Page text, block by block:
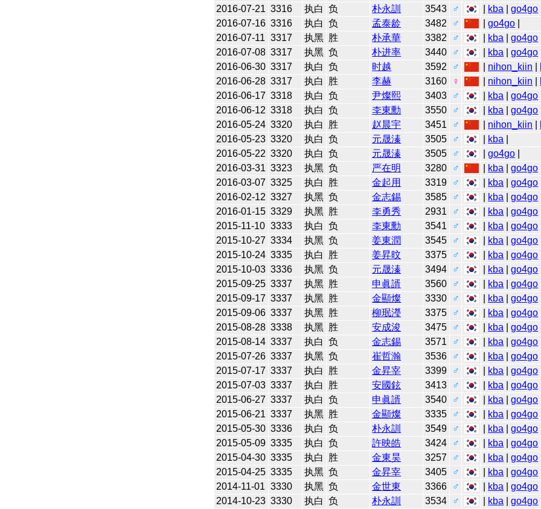
2016-07-21 3316 执白 负 朴永訓 3543 ♂ kba |go4go
2016-07-16 3316 执白 负 孟泰龄 3482 ♂ |go4go
2016-07-11 3317 执黑 胜 朴承華 3382 ♂ kba |go4go
2016-07-08 3317 执黑 负 朴进率 3440 ♂ kba |go4go
2016-06-30 3317 执白 负 时越 3592 ♂ nihon_kiin
2016-06-28 3317 执白 胜 李赫 3160 ♀ nihon_kiin
2016-06-17 3318 执白 负 尹燦熙 3403 ♂ kba |go4go
2016-06-12 3318 执白 负 李東勳 3550 ♂ kba |go4go
2016-05-24 3320 执白 胜 赵晨宇 3451 ♂ nihon_kiin
2016-05-23 3320 执白 负 元晟溱 3505 ♂ kba
2016-05-22 3320 执白 负 元晟溱 3505 ♂ |go4go
2016-03-31 3323 执黑 负 严在明 3280 ♂ kba |go4go
2016-03-07 3325 执白 胜 金起用 3319 ♂ kba |go4go
2016-02-12 3327 执黑 负 金志錫 3585 ♂ kba |go4go
2016-01-15 3329 执黑 胜 李勇秀 2931 ♂ kba |go4go
2015-11-10 3333 执白 负 李東勳 3541 ♂ kba |go4go
2015-10-27 3334 执黑 负 姜東潤 3545 ♂ kba |go4go
2015-10-24 3335 执白 胜 姜昇旼 3375 ♂ kba |go4go
2015-10-03 3336 执黑 负 元晟溱 3494 ♂ kba |go4go
2015-09-25 3337 执黑 胜 申眞諝 3560 ♂ kba |go4go
2015-09-17 3337 执黑 胜 金顯燦 3330 ♂ kba |go4go
2015-09-06 3337 执黑 胜 柳珉瀅 3375 ♂ kba |go4go
2015-08-28 3338 执黑 胜 安成浚 3475 ♂ kba |go4go
2015-08-14 3337 执白 负 金志錫 3571 ♂ kba |go4go
2015-07-26 3337 执黑 负 崔哲瀚 3536 ♂ kba |go4go
2015-07-17 3337 执白 胜 金昇宰 3399 ♂ kba |go4go
2015-07-03 3337 执白 胜 安國鉉 3413 ♂ kba |go4go
2015-06-27 3337 执白 负 申眞諝 3540 ♂ kba |go4go
2015-06-21 3337 执黑 胜 金顯燦 3335 ♂ kba |go4go
2015-05-30 3336 执白 负 朴永訓 3549 ♂ kba |go4go
2015-05-09 3335 执白 负 許映皓 3424 ♂ kba |go4go
2015-04-30 3335 执白 胜 金東昊 3257 ♂ kba |go4go
2015-04-25 3335 执黑 负 金昇宰 3405 ♂ kba |go4go
2014-11-01 3330 执黑 负 金世東 3366 ♂ kba |go4go
2014-10-23 3330 执白 负 朴永訓 3534 ♂ kba |go4go